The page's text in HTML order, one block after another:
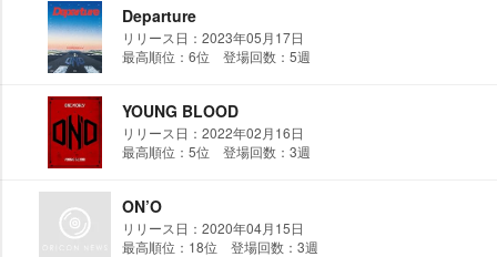
Departure
リリース日：2023年05月17日
最高順位：6位 登場回数：5週
YOUNG BLOOD
リリース日：2022年02月16日
最高順位：5位 登場回数：3週
ON’O
リリース日：2020年04月15日
最高順位：18位 登場回数：3週